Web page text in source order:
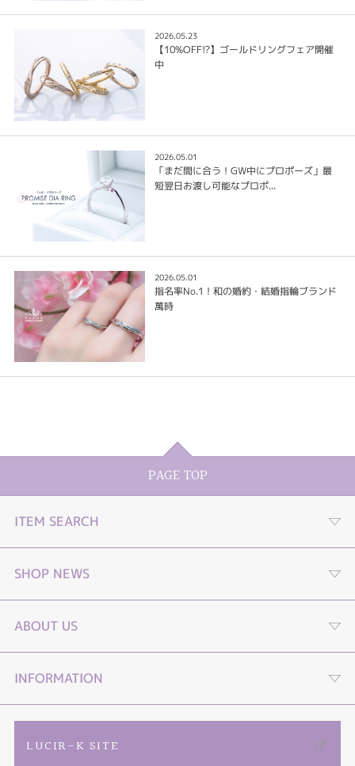
2026.05.23
【10%OFF!?】ゴールドリングフェア開催
中
2026.05.01
「まだ間に合う！GW中にプロポーズ」最
短翌日お渡し可能なプロポ...
2026.05.01
指名率No.1！和の婚約・結婚指輪ブランド
萬時
PAGE TOP
ITEM SEARCH
婚約指輪
結婚指輪
セットリング
エタニティーリング
SHOP NEWS
プロポーズストーリームービー
プロポーズLP
オンライン接客
ABOUT US
４つの選べる購入プラン
INFORMATION
LUCIR-K SITE